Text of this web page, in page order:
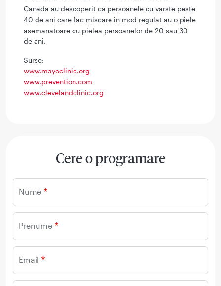
Canada au descoperit ca persoanele cu varste peste
40 de ani care fac miscare in mod regulat au o piele
asemanatoare cu pielea persoanelor de 20 sau 30
de ani.
Surse:
www.mayoclinic.org
www.prevention.com
www.clevelandclinic.org
Cere o programare
Nume
Prenume
Email